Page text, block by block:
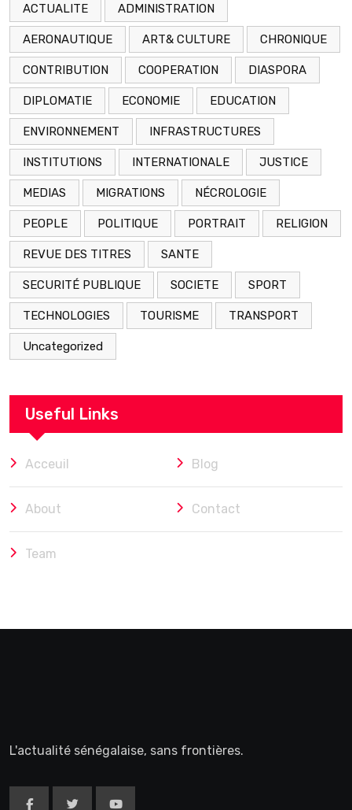
ACTUALITE ADMINISTRATION
AERONAUTIQUE ART& CULTURE CHRONIQUE
CONTRIBUTION COOPERATION DIASPORA
DIPLOMATIE ECONOMIE EDUCATION
ENVIRONNEMENT INFRASTRUCTURES
INSTITUTIONS INTERNATIONALE JUSTICE
MEDIAS MIGRATIONS NÉCROLOGIE
PEOPLE POLITIQUE PORTRAIT RELIGION
REVUE DES TITRES SANTE
SECURITÉ PUBLIQUE SOCIETE SPORT
TECHNOLOGIES TOURISME TRANSPORT
Uncategorized
Useful Links
Acceuil Blog
About Contact
Team
L'actualité sénégalaise, sans frontières.